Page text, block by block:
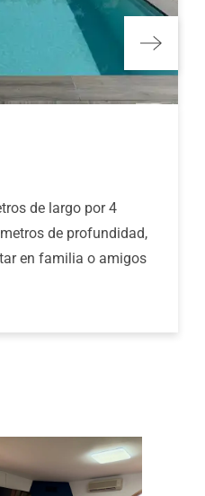
de largo por 4
de profundidad,
en familia o amigos